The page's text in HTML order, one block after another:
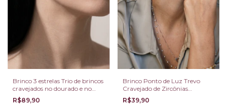
Brinco 3 estrelas Trio de brincos
cravejados no dourado e no
prateado
R$89,90
Brinco Ponto de Luz Trevo
Cravejado de Zircônias
Prateado
R$39,90